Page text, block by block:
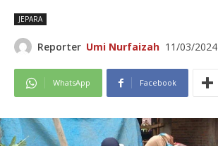
JEPARA
Reporter Umi Nurfaizah 11/03/2024
WhatsApp Facebook